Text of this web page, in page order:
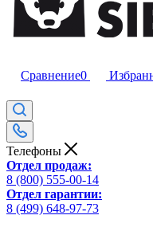
Сравнение0
Телефоны
Отдел продаж:
8 (800) 555-00-14
Отдел гарантии:
8 (499) 648-97-73